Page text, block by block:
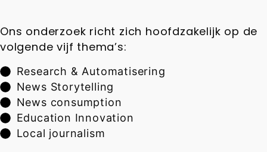
Ons onderzoek richt zich hoofdzakelijk op de
volgende vijf thema’s:
Research & Automatisering
News Storytelling
News consumption
Education Innovation
Local journalism